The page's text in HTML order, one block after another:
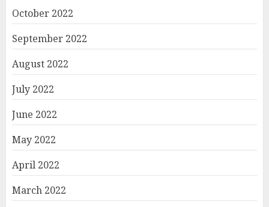
October 2022
September 2022
August 2022
July 2022
June 2022
May 2022
April 2022
March 2022